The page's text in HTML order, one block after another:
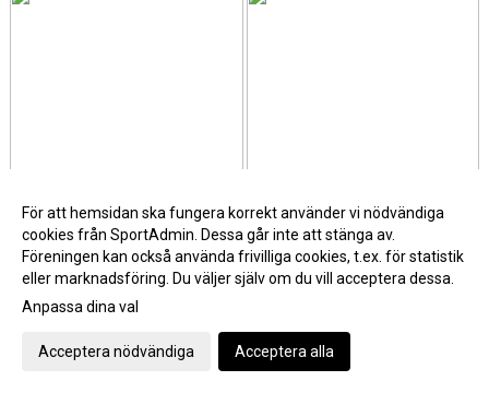
För att hemsidan ska fungera korrekt använder vi nödvändiga
cookies från SportAdmin. Dessa går inte att stänga av.
Föreningen kan också använda frivilliga cookies, t.ex. för statistik
eller marknadsföring. Du väljer själv om du vill acceptera dessa.
Anpassa dina val
Acceptera nödvändiga Acceptera alla